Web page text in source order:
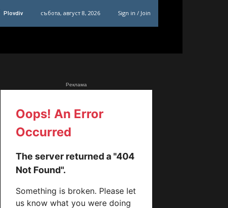
Plovdiv събота, август 8, 2026 Sign in / Join
Реклама